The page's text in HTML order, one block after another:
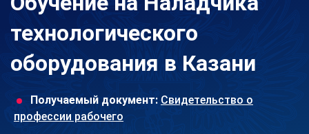
технологического
оборудования в Казани
Получаемый документ: Свидетельство о
профессии рабочего